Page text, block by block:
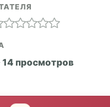
14 просмотров